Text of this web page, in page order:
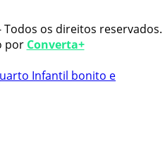
Todos os direitos reservados.
por Converta+